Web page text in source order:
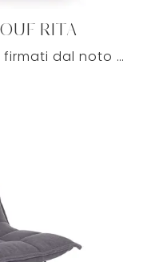
RITA
Il bello dei Salotti moderni firmati dal noto brand Bizzotto è soprattutto la comodità, elemento imprescindibile nella zona giorno di ognuno.